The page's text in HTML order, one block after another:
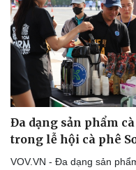
Văn hóa
Sân khấu - Điện ảnh
Văn học
Âm nhạc
Di sản
Đa dạng sản phẩm
trong lễ hội cà phê
VOV.VN - Đa dạng sản